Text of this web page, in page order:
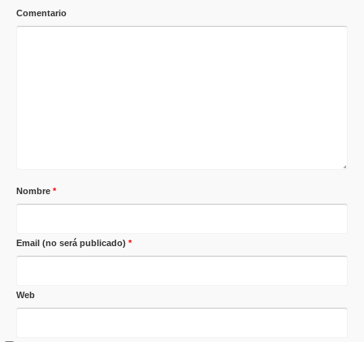
Comentario
Nombre *
Email (no será publicado) *
Web